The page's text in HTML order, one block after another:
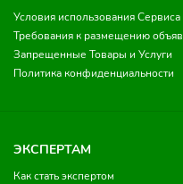
Условия использования
Требования к размещению
Запрещенные Товары и Услуги
Политика конфиденциальности
ЭКСПЕРТАМ
Как стать экспертом